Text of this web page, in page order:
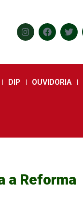
DIP OUVIDORIA
a Reforma